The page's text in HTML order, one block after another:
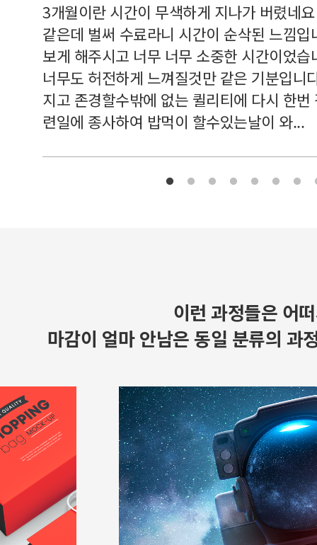
3개월이란 시간이 무색하게 지나가 버렸네
같은데 벌써 수료라니 시간이 순삭된 느낌
보게 해주시고 너무 너무 소중한 시간이었
너무도 허전하게 느껴질것만 같은 기분입니
지고 존경할수밖에 없는 퀼리티에 다시 한
련일에 종사하여 밥먹이 할수있는날이 와...
이런 과정들은 어
마감이 얼마 안남은 동일 분류의 과